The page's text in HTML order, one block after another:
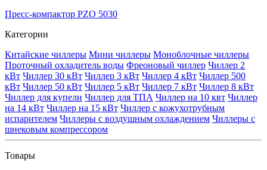
Пресс-компактор PZO 5030
Категории
Китайские чиллеры Мини чиллеры Моноблочные чиллеры
Проточный охладитель воды Фреоновый чиллер Чиллер 2
кВт Чиллер 30 кВт Чиллер 3 кВт Чиллер 4 кВт Чиллер 500
кВт Чиллер 50 кВт Чиллер 5 кВт Чиллер 7 кВт Чиллер 8 кВт
Чиллер для купели Чиллер для ТПА Чиллер на 10 квт Чиллер
на 14 кВт Чиллер на 15 кВт Чиллер с кожухотрубным
испарителем Чиллеры с воздушным охлаждением Чиллеры с
шнековым компрессором
Товары